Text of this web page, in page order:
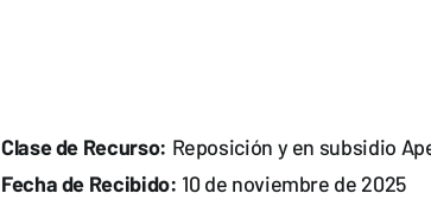
Clase de Recurso: Reposición y en subsidio
Fecha de Recibido: 10 de noviembre de 2025